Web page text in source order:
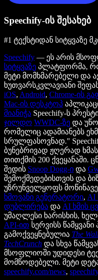
Speechify-ის შესახებ
#1 ტექსტიდან სიტყვაზე
Speechify — ეს არის
სიტყვაზე პლატფორმა,
მეტი მომხმარებელი და
ხუთვარსკვლავიანი
iOS, Android, Chrome-ის
Mac-ის დესკტოპ
მიანიჭა Speechify-ს
ჯილდო WWDC-ზე და
რომელიც ადამიანებს
სრულფასოვნად."
ბუნებრივად ჟღერად ხმას
თითქმის 200 ქვეყანაში.
შედის Snoop Dogg-ი და
შემოქმედებისთვის და
უზრუნველყოფს
ხმოვანი გენერატორი, AI
დუბლირება და AI ხმის
უმაღლესი ხარისხის,
API-ით სერვისს
გამოქვეყნებულია The
TechCrunch და სხვა
მსოფლიოში უდიდესი
მომწოდებელი. მეტი
speechify.com/news,